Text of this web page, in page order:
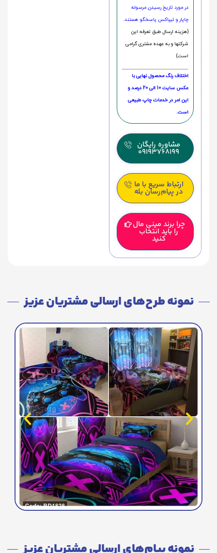
در مورد تاریخ رسیدن مرسوله
چاپار و تیپاکس پاسخگو هستند.
(هزینه ارسال طبق تعرفه این
شرکتها و به عهده مشتری گرامی
است)
اختلاف رنگ محصول نهایی با
عکس سایت 10 الی 20 درصد و
این امر در خدمات چاپ طبیعی
است.
مشاوره رایگان
09193768199
ارتباط سریع با ما
در پیام‌رسان بله
چرا برند مینی مال
را باید انتخاب
کنید
نمونه طرح‌های ارسالی مشتریان عزیز